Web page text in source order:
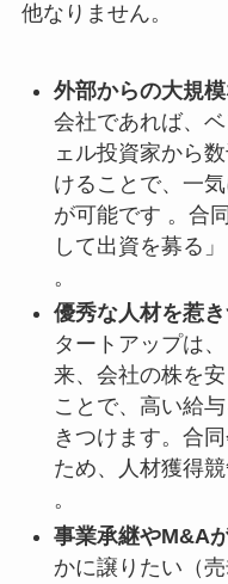
他なりません。
外部からの大規
会社であれば、
ェル投資家から
けることで、一
が可能です 。合
して出資を募る
。
優秀な人材を惹
タートアップは
来、会社の株を
ことで、高い給
きつけます。合
ため、人材獲得
。
事業承継やM&A
かに譲りたい（